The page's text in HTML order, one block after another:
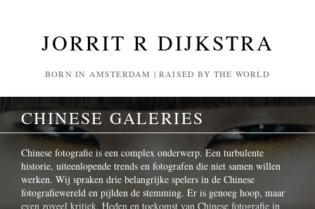
JORRIT R DIJKSTRA
BORN IN AMSTERDAM | RAISED BY THE WORLD
CHINESE GALERIES
Chinese fotografie is een complex onderwerp. Een turbulente
historie, uiteenlopende trends en fotografen die niet samen willen
werken. Wij spraken drie belangrijke spelers in de Chinese
fotografiewereld en pijlden de stemming. Er is genoeg hoop, maar
even zoveel kritiek. Heden en toekomst van Chinese fotografie in